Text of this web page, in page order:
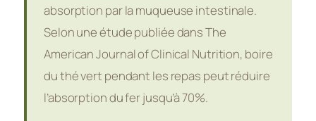
absorption par la muqueuse intestinale.
Selon une étude publiée dans The
American Journal of Clinical Nutrition, boire
du thé vert pendant les repas peut réduire
l’absorption du fer jusqu’à 70%.